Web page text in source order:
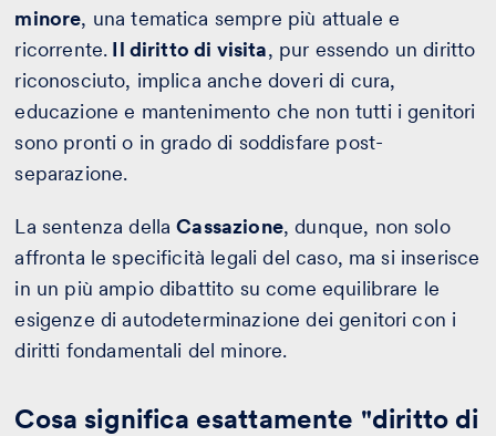
minore, una tematica sempre più attuale e
ricorrente. Il diritto di visita, pur essendo un diritto
riconosciuto, implica anche doveri di cura,
educazione e mantenimento che non tutti i genitori
sono pronti o in grado di soddisfare post-
separazione.
La sentenza dellaCassazione, dunque, non solo
affronta le specificità legali del caso, ma si inserisce
in un più ampio dibattito su come equilibrare le
esigenze di autodeterminazione dei genitori con i
diritti fondamentali del minore.
Cosa significa esattamente "diritto di